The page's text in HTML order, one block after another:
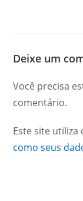
Deixe um
Você precisa
comentário.
Este site
como seus